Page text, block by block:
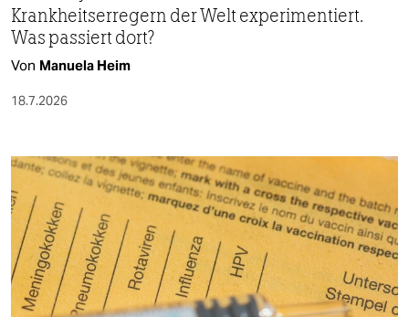
Krankheitserregern der Welt experimentiert.
Was passiert dort?
Von Manuela Heim
18.7.2026